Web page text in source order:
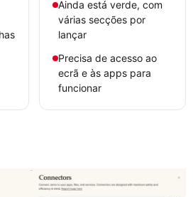
Ainda está verde, com
várias secções por
lançar
Precisa de acesso ao
ecrã e às apps para
funcionar